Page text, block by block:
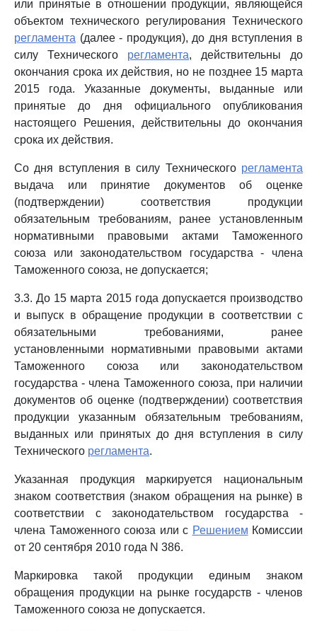
или принятые в отношении продукции, являющейся
объектом технического регулирования Технического
регламента (далее - продукция), до дня вступления в
силу Технического регламента, действительны до
окончания срока их действия, но не позднее 15 марта
2015 года. Указанные документы, выданные или
принятые до дня официального опубликования
настоящего Решения, действительны до окончания
срока их действия.
Со дня вступления в силу Технического регламента
выдача или принятие документов об оценке
(подтверждении) соответствия продукции
обязательным требованиям, ранее установленным
нормативными правовыми актами Таможенного
союза или законодательством государства - члена
Таможенного союза, не допускается;
3.3. До 15 марта 2015 года допускается производство
и выпуск в обращение продукции в соответствии с
обязательными требованиями, ранее
установленными нормативными правовыми актами
Таможенного союза или законодательством
государства - члена Таможенного союза, при наличии
документов об оценке (подтверждении) соответствия
продукции указанным обязательным требованиям,
выданных или принятых до дня вступления в силу
Технического регламента.
Указанная продукция маркируется национальным
знаком соответствия (знаком обращения на рынке) в
соответствии с законодательством государства -
члена Таможенного союза или с Решением Комиссии
от 20 сентября 2010 года N 386.
Маркировка такой продукции единым знаком
обращения продукции на рынке государств - членов
Таможенного союза не допускается.